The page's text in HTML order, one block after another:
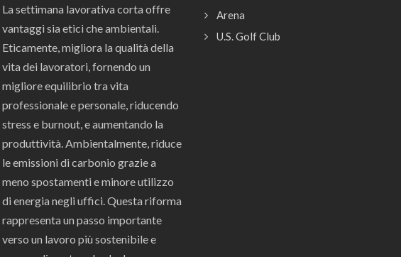
La settimana lavorativa corta offre
vantaggi sia etici che ambientali.
Eticamente, migliora la qualità della
vita dei lavoratori, fornendo un
migliore equilibrio tra vita
professionale e personale, riducendo
stress e burnout, e aumentando la
produttività. Ambientalmente, riduce
le emissioni di carbonio grazie a
meno spostamenti e minore utilizzo
di energia negli uffici. Questa riforma
rappresenta un passo importante
verso un lavoro più sostenibile e
Arena
U.S. Golf Club